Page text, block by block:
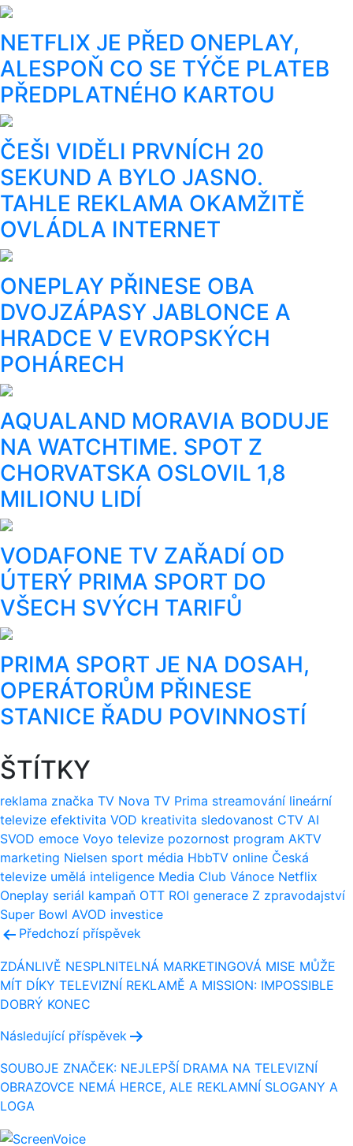
NETFLIX JE PŘED ONEPLAY,
ALESPOŇ CO SE TÝČE PLATEB
PŘEDPLATNÉHO KARTOU
ČEŠI VIDĚLI PRVNÍCH 20
SEKUND A BYLO JASNO.
TAHLE REKLAMA OKAMŽITĚ
OVLÁDLA INTERNET
ONEPLAY PŘINESE OBA
DVOJZÁPASY JABLONCE A
HRADCE V EVROPSKÝCH
POHÁRECH
AQUALAND MORAVIA BODUJE
NA WATCHTIME. SPOT Z
CHORVATSKA OSLOVIL 1,8
MILIONU LIDÍ
VODAFONE TV ZAŘADÍ OD
ÚTERÝ PRIMA SPORT DO
VŠECH SVÝCH TARIFŮ
PRIMA SPORT JE NA DOSAH,
OPERÁTORŮM PŘINESE
STANICE ŘADU POVINNOSTÍ
ŠTÍTKY
reklama značka TV Nova TV Prima streamování lineární
televize efektivita VOD kreativita sledovanost CTV AI
SVOD emoce Voyo televize pozornost program AKTV
marketing Nielsen sport média HbbTV online Česká
televize umělá inteligence Media Club Vánoce Netflix
Oneplay seriál kampaň OTT ROI generace Z zpravodajství
Super Bowl AVOD investice
Navigace
pro
příspěvek
Předchozí příspěvek
ZDÁNLIVĚ NESPLNITELNÁ MARKETINGOVÁ MISE MŮŽE
MÍT DÍKY TELEVIZNÍ REKLAMĚ A MISSION: IMPOSSIBLE
DOBRÝ KONEC
Následující příspěvek
SOUBOJE ZNAČEK: NEJLEPŠÍ DRAMA NA TELEVIZNÍ
OBRAZOVCE NEMÁ HERCE, ALE REKLAMNÍ SLOGANY A
LOGA